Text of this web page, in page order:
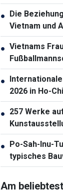
Minh-Stadt
● Die
Vietnam und
eine neue
● Vietnams
auf ASIAD 20
●
2026 in Ho-
● 257 Werke
● Po-Sah-Inu-
typisches
Architektur in
Dong
Am